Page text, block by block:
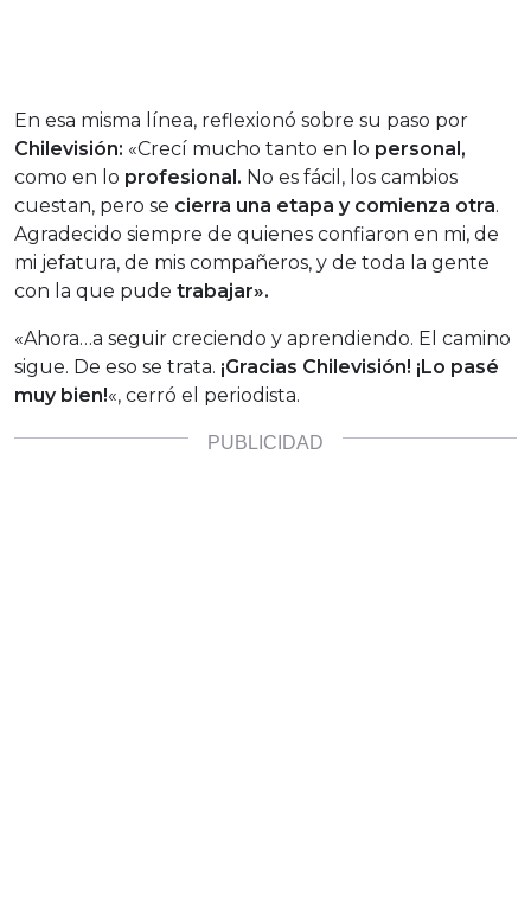
En esa misma línea, reflexionó sobre su paso por
Chilevisión: «Crecí mucho tanto en lo personal,
como en lo profesional. No es fácil, los cambios
cuestan, pero se cierra una etapa y comienza otra.
Agradecido siempre de quienes confiaron en mi, de
mi jefatura, de mis compañeros, y de toda la gente
con la que pude trabajar».
«Ahora…a seguir creciendo y aprendiendo. El camino
sigue. De eso se trata. ¡Gracias Chilevisión! ¡Lo pasé
muy bien!«, cerró el periodista.